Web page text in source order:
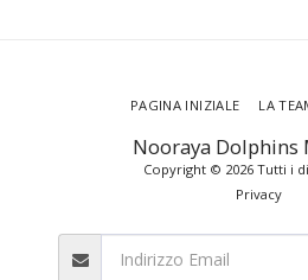
Nooraya Dolphins
Copyright © 2026 Tutti i
Privacy
PAGINA INIZIALE LA